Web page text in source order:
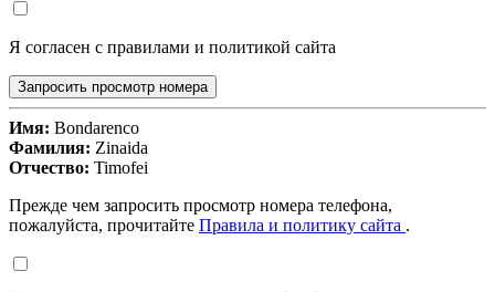
Я согласен с правилами и политикой сайта
Запросить просмотр номера
Имя: Bondarenco
Фамилия: Zinaida
Отчество: Timofei
Прежде чем запросить просмотр номера телефона,
пожалуйста, прочитайте Правила и политику сайта .